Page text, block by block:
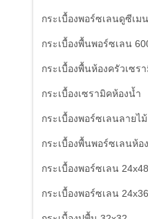
กระเบื้องพอร์ซเลนดูซีเม
กระเบื้องพื้นพอร์ซเลน
กระเบื้องพื้นห้องครัวเซร
กระเบื้องเซรามิคห้องน้ำ
กระเบื้องพอร์ซเลนลายไม้
กระเบื้องพื้นพอร์ซเลนห้อ
กระเบื้องพอร์ซเลน 24x48
กระเบื้องพอร์ซเลน 24x36